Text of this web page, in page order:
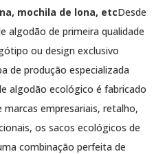
mochila de lona, etcDesde
algodão de primeira qualidade
ou design exclusivo
de produção especializada
algodão ecológico é fabricado
empresariais, retalho,
os sacos ecológicos de
combinação perfeita de